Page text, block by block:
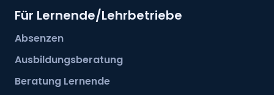
Für Lernende/Lehrbetriebe
Absenzen
Ausbildungsberatung
Beratung Lernende